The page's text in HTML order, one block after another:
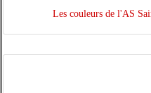
Les couleurs de l'AS